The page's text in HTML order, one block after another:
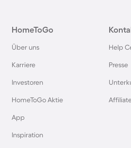
Hütten in Süddeutschland
Hütten in Spanien
Hütten in Frankreich
HomeToGo
Über uns
Karriere
Investoren
HomeToGo Aktie
App
Inspiration
Help
Presse